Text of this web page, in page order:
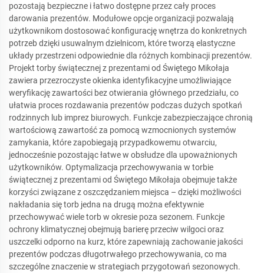
pozostają bezpieczne i łatwo dostępne przez cały proces
darowania prezentów. Modułowe opcje organizacji pozwalają
użytkownikom dostosować konfigurację wnętrza do konkretnych
potrzeb dzięki usuwalnym dzielnicom, które tworzą elastyczne
układy przestrzeni odpowiednie dla różnych kombinacji prezentów.
Projekt torby świątecznej z prezentami od Świętego Mikołaja
zawiera przezroczyste okienka identyfikacyjne umożliwiające
weryfikację zawartości bez otwierania głównego przedziału, co
ułatwia proces rozdawania prezentów podczas dużych spotkań
rodzinnych lub imprez biurowych. Funkcje zabezpieczające chronią
wartościową zawartość za pomocą wzmocnionych systemów
zamykania, które zapobiegają przypadkowemu otwarciu,
jednocześnie pozostając łatwe w obsłudze dla upoważnionych
użytkowników. Optymalizacja przechowywania w torbie
świątecznej z prezentami od Świętego Mikołaja obejmuje także
korzyści związane z oszczędzaniem miejsca – dzięki możliwości
nakładania się torb jedna na drugą można efektywnie
przechowywać wiele torb w okresie poza sezonem. Funkcje
ochrony klimatycznej obejmują barierę przeciw wilgoci oraz
uszczelki odporno na kurz, które zapewniają zachowanie jakości
prezentów podczas długotrwałego przechowywania, co ma
szczególne znaczenie w strategiach przygotowań sezonowych.